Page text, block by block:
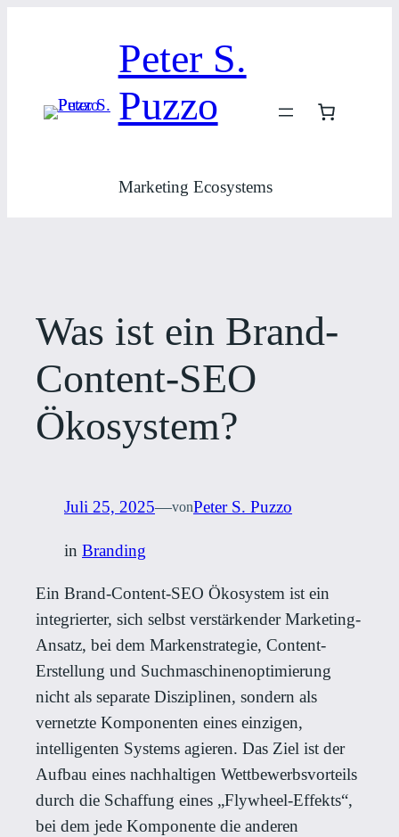
Peter S.
Puzzo
Marketing Ecosystems
Was ist ein Brand-
Content-SEO
Ökosystem?
Juli 25, 2025—vonPeter S. Puzzo
in Branding
Ein Brand-Content-SEO Ökosystem ist ein
integrierter, sich selbst verstärkender Marketing-
Ansatz, bei dem Markenstrategie, Content-
Erstellung und Suchmaschinenoptimierung
nicht als separate Disziplinen, sondern als
vernetzte Komponenten eines einzigen,
intelligenten Systems agieren. Das Ziel ist der
Aufbau eines nachhaltigen Wettbewerbsvorteils
durch die Schaffung eines „Flywheel-Effekts“,
bei dem jede Komponente die anderen